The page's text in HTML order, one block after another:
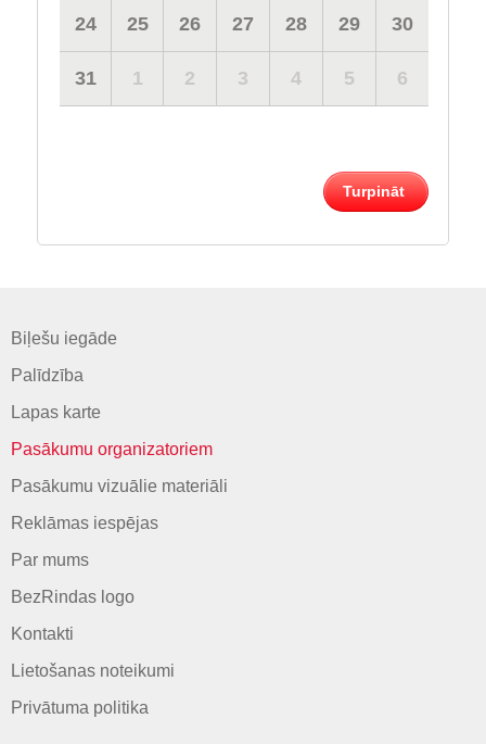
24 25 26 27 28 29 30
31 1 2 3 4 5 6
Turpināt
Biļešu iegāde
Palīdzība
Lapas karte
Pasākumu organizatoriem
Pasākumu vizuālie materiāli
Reklāmas iespējas
Par mums
BezRindas logo
Kontakti
Lietošanas noteikumi
Privātuma politika